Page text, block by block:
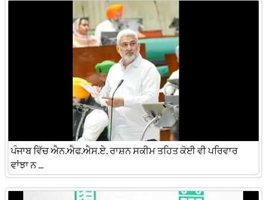
ਪੰਜਾਬ ਵਿੱਚ ਐਨ.ਐਫ.ਐਸ.ਏ. ਰਾਸ਼ਨ ਸਕੀਮ ਤਹਿਤ ਕੋਈ ਵੀ ਪਰਿਵਾਰ
ਵਾਂਝਾ ਨ ...